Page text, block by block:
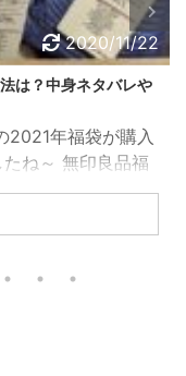
2020/11/22
は？中身ネタバレや
2021年福袋が購入
ね～ 無印良品福
タバレ、感想や口
リンク 無印良品
いつ？ 販売時期は